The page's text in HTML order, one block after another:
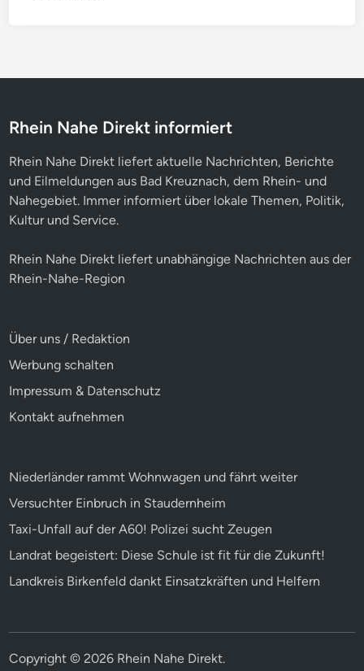
Rhein Nahe Direkt informiert
Rhein Nahe Direkt liefert aktuelle Nachrichten, Berichte
und Eilmeldungen aus Bad Kreuznach, dem Rhein- und
Nahegebiet. Immer informiert über lokale Themen, Politik,
Kultur und Service.
Rhein Nahe Direkt liefert unabhängige Nachrichten aus der
Rhein-Nahe-Region
Über uns / Redaktion
Werbung schalten
Impressum & Datenschutz
Kontakt aufnehmen
Niederländer rammt Wohnwagen und fährt weiter
Versuchter Einbruch in Staudernheim
Taxi-Unfall auf der A60! Polizei sucht Zeugen
Landrat begeistert: Diese Schule ist fit für die Zukunft!
Landkreis Birkenfeld dankt Einsatzkräften und Helfern
Copyright © 2026 Rhein Nahe Direkt.